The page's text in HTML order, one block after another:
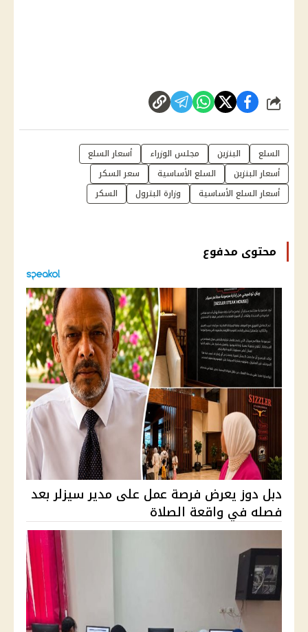
شارك
السلع البنزين مجلس الوزراء
أسعار السلع
أسعار البنزين
السلع الأساسية
سعر السكر
أسعار السلع الأساسية
وزارة البترول السكر
محتوى مدفوع
دبل دوز يعرض فرصة عمل على مدير سيزلر بعد
فصله في واقعة الصلاة